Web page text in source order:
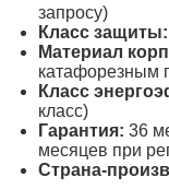
запросу)
Класс защиты:
Материал
катафорезным
Класс
класс)
Гарантия: 36
месяцев при
Страна-